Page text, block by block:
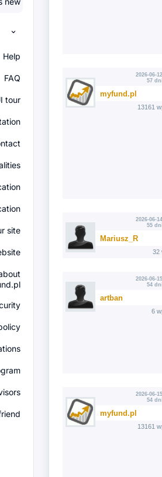
Help
FAQ
tour
site
2026-06-
57
myfund.pl
13161
2026-06-
55
Mariusz_R
32
2026-06-
54
artban
6
2026-06-
54
myfund.pl
13161